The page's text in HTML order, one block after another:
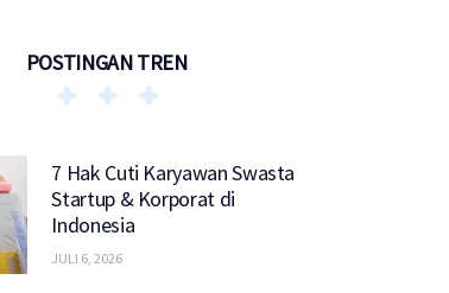
POSTINGAN TREN
7 Hak Cuti Karyawan Swasta
Startup & Korporat di
Indonesia
JULI 6, 2026